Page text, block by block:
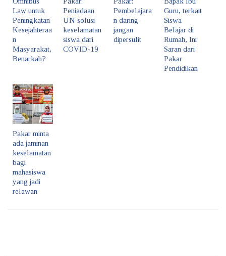
Law untuk
Peningkatan
Kesejahteraa
n
Masyarakat,
Benarkah?
Peniadaan
UN solusi
keselamatan
siswa dari
COVID-19
Pembelajara
n daring
jangan
dipersulit
Guru, terkait
Siswa
Belajar di
Rumah, Ini
Saran dari
Pakar
Pendidikan
Pakar minta
ada jaminan
keselamatan
bagi
mahasiswa
yang jadi
relawan